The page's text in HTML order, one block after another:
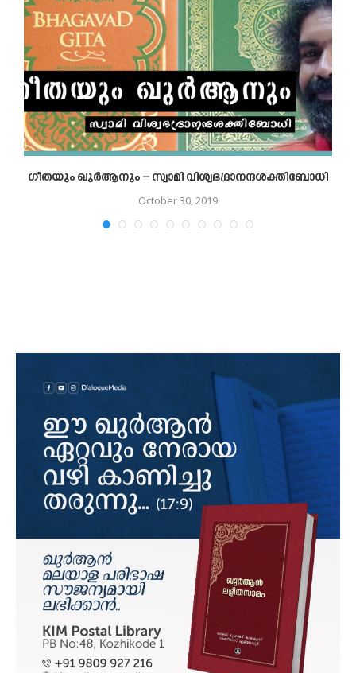
ഗീതയും ഖുര്‍ആനും – സ്വാമി വിശ്വഭദ്രാനന്ദശക്തിബോധി
October 30, 2019